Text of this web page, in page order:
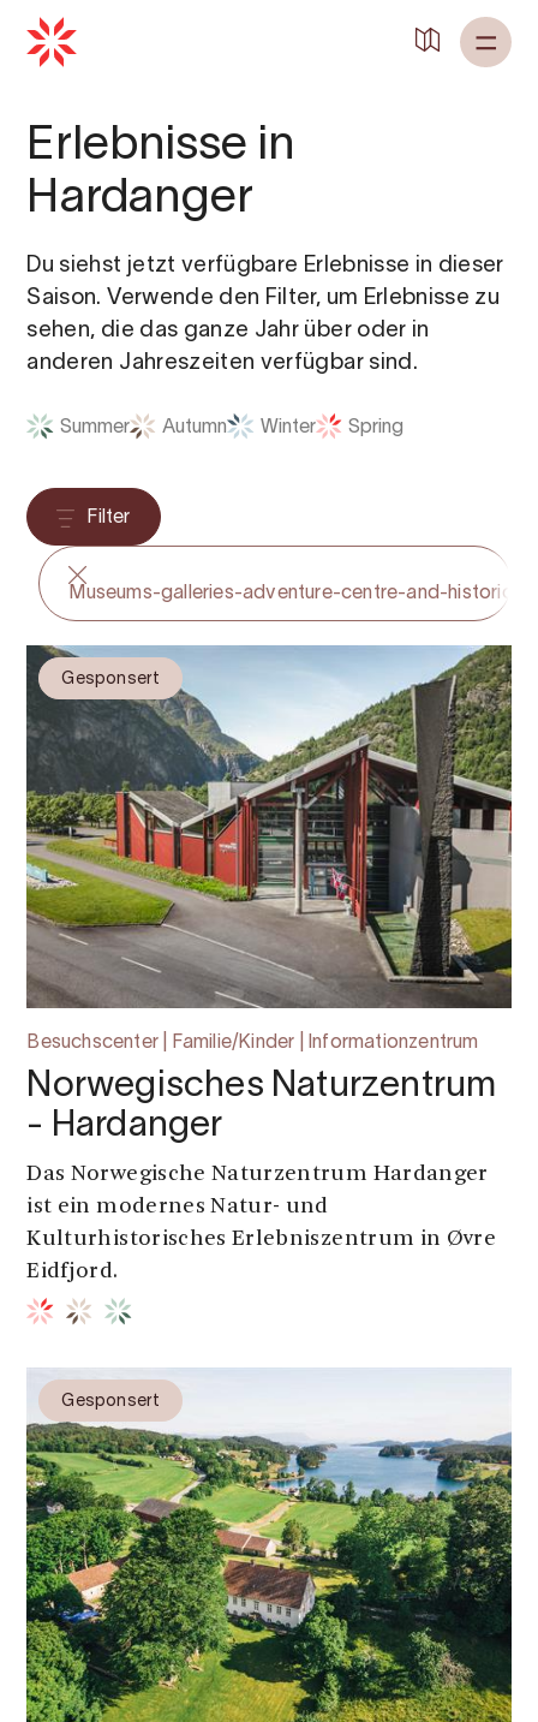
Erlebnisse in
Hardanger
Du siehst jetzt verfügbare Erlebnisse in dieser
Saison. Verwende den Filter, um Erlebnisse zu
sehen, die das ganze Jahr über oder in
anderen Jahreszeiten verfügbar sind.
Summer Autumn Winter Spring
Filter
Museums-galleries-adventure-centre-and-
Gesponsert
Besuchscenter | Familie/Kinder | Informationzentrum
Norwegisches Naturzentrum
- Hardanger
Das Norwegische Naturzentrum Hardanger
ist ein modernes Natur- und
Kulturhistorisches Erlebniszentrum in Øvre
Eidfjord.
Gesponsert